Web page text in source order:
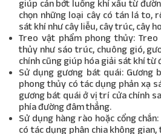
giúp cản bớt luồng khí xấu từ
chọn những loại cây có tán lá to,
sát khí như cây liễu, cây trúc, cây
Treo vật phẩm phong thủy:
thủy như sáo trúc, chuông gió,
chính cũng giúp hóa giải sát khí từ
Sử dụng gương bát quái: Gương
phong thủy có tác dụng phản xạ
gương bát quái ở vị trí cửa chính
phía đường đâm thẳng.
Sử dụng hàng rào hoặc cổng
có tác dụng phân chia không